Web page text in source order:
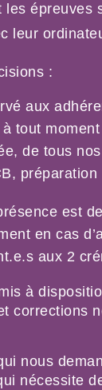
les épreuves
leur
:
aux
tout
de tous
est
en cas
aux 2
à
corrections
nous
nécessite